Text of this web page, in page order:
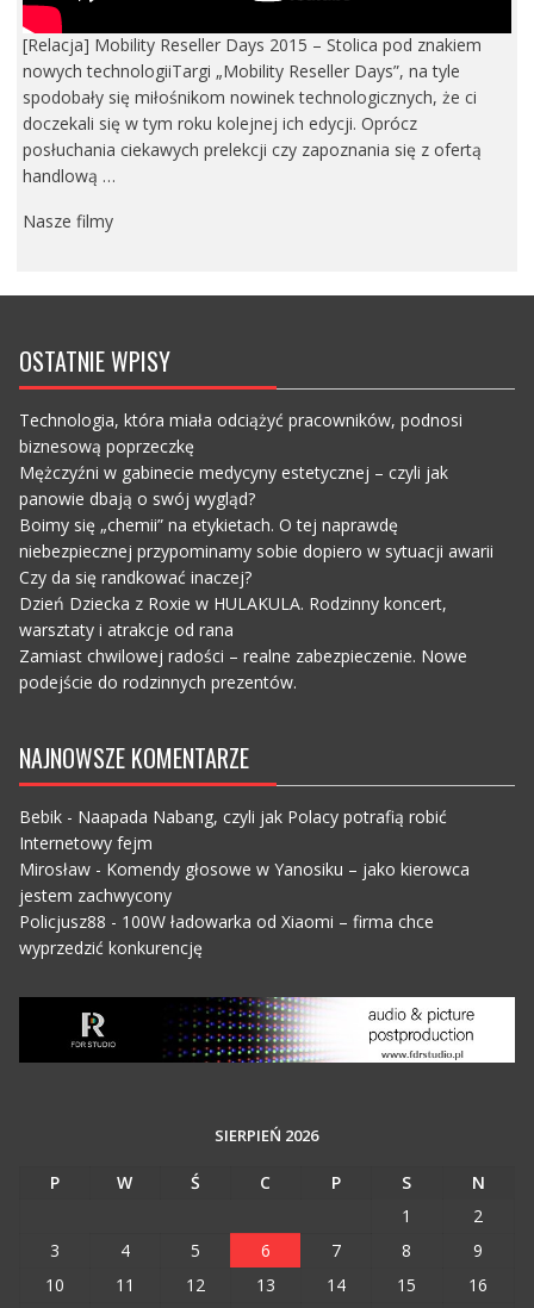
[Relacja] Mobility Reseller Days 2015 – Stolica pod znakiem
nowych technologiiTargi „Mobility Reseller Days”, na tyle
spodobały się miłośnikom nowinek technologicznych, że ci
doczekali się w tym roku kolejnej ich edycji. Oprócz
posłuchania ciekawych prelekcji czy zapoznania się z ofertą
handlową …
Nasze filmy
OSTATNIE WPISY
Technologia, która miała odciążyć pracowników, podnosi
biznesową poprzeczkę
Mężczyźni w gabinecie medycyny estetycznej – czyli jak
panowie dbają o swój wygląd?
Boimy się „chemii” na etykietach. O tej naprawdę
niebezpiecznej przypominamy sobie dopiero w sytuacji awarii
Czy da się randkować inaczej?
Dzień Dziecka z Roxie w HULAKULA. Rodzinny koncert,
warsztaty i atrakcje od rana
Zamiast chwilowej radości – realne zabezpieczenie. Nowe
podejście do rodzinnych prezentów.
NAJNOWSZE KOMENTARZE
Bebik- Naapada Nabang, czyli jak Polacy potrafią robić
Internetowy fejm
Mirosław- Komendy głosowe w Yanosiku – jako kierowca
jestem zachwycony
Policjusz88 - 100W ładowarka od Xiaomi – firma chce
wyprzedzić konkurencję
SIERPIEŃ 2026
P W Ś C P S
N
1
2
3
4 5 6 7 8
9
10
11 12 13 14 15 16